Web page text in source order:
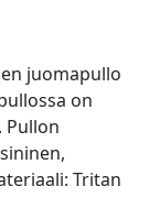
juomapullo
on
Pullon
Tritan